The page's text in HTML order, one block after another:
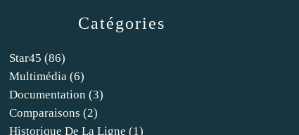
Catégories
Star45 (86)
Multimédia (6)
Documentation (3)
Comparaisons (2)
Historique De La Ligne (1)